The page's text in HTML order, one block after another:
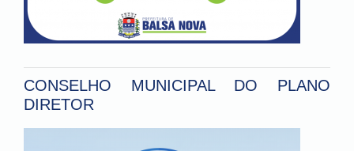
CONSELHO MUNICIPAL DO PLANO
DIRETOR